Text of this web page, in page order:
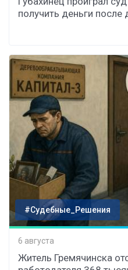
получить деньги
#Судебные_Решения
6 августа
Житель Гремячинска